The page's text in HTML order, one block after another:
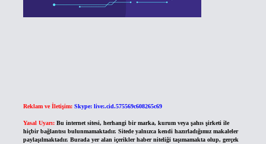
Reklam ve İletişim: Skype: live:.cid.575569c608265c69
Yasal Uyarı: Bu internet sitesi, herhangi bir marka, kurum veya şahıs şirketi ile
hiçbir bağlantısı bulunmamaktadır. Sitede yalnızca kendi hazırladığımız makaleler
paylaşılmaktadır. Burada yer alan içerikler haber niteliği taşımamakta olup, gerçek